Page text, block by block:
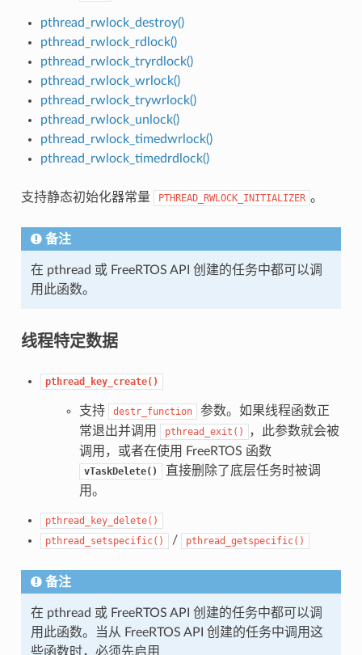
pthread_rwlock_destroy()
pthread_rwlock_rdlock()
pthread_rwlock_tryrdlock()
pthread_rwlock_wrlock()
pthread_rwlock_trywrlock()
pthread_rwlock_unlock()
pthread_rwlock_timedwrlock()
pthread_rwlock_timedrdlock()
支持静态初始化器常量 PTHREAD_RWLOCK_INITIALIZER 。
备注
在 pthread 或 FreeRTOS API 创建的任务中都可以调
用此函数。
线程特定数据
pthread_key_create()
支持 destr_function
参数。如果线程函数正
常退出并调用
pthread_exit()
，此参数就会被
调用，或者在使用 FreeRTOS 函数
vTaskDelete()
直接删除了底层任务时被调
用。
pthread_key_delete()
pthread_setspecific()
/ pthread_getspecific()
备注
在 pthread 或 FreeRTOS API 创建的任务中都可以调
用此函数。当从 FreeRTOS API 创建的任务中调用这
些函数时，必须先启用